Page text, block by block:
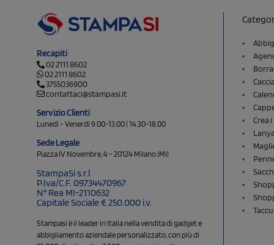
Recapiti
02 2111 8602
02 2111 8602
3755036900
contattaci@stampasi.it
Servizio Clienti
Lunedì - Venerdì 9.00-13.00 | 14.30-18.00
Sede Legale
Piazza IV Novembre, 4 - 20124 Milano (MI)
StampaSi s.r.l.
P.Iva/C.F. 09734470967
N° Rea MI-2110632
Capitale Sociale € 250.000 i.v.
Stampasi è il leader in Italia nella vendita di gadget e
abbigliamento aziendale personalizzato, con più di
Crea